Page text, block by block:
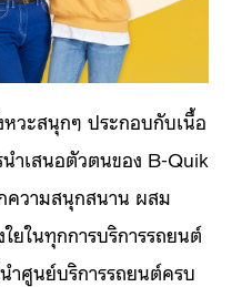
หวะสนุกๆ ประกอบกับเนื้อ
ำเสนอตัวตนของ B-Quik
ความสนุกสนาน ผสม
ยในทุกการบริการรถยนต์
ำศูนย์บริการรถยนต์ครบ